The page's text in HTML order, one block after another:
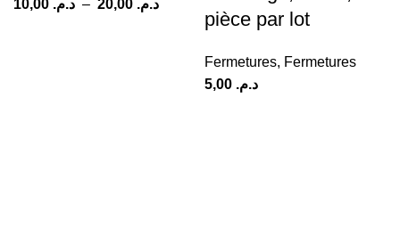
د.م. – د.م.
pièce par lot
Fermetures, Fermetures
د.م.